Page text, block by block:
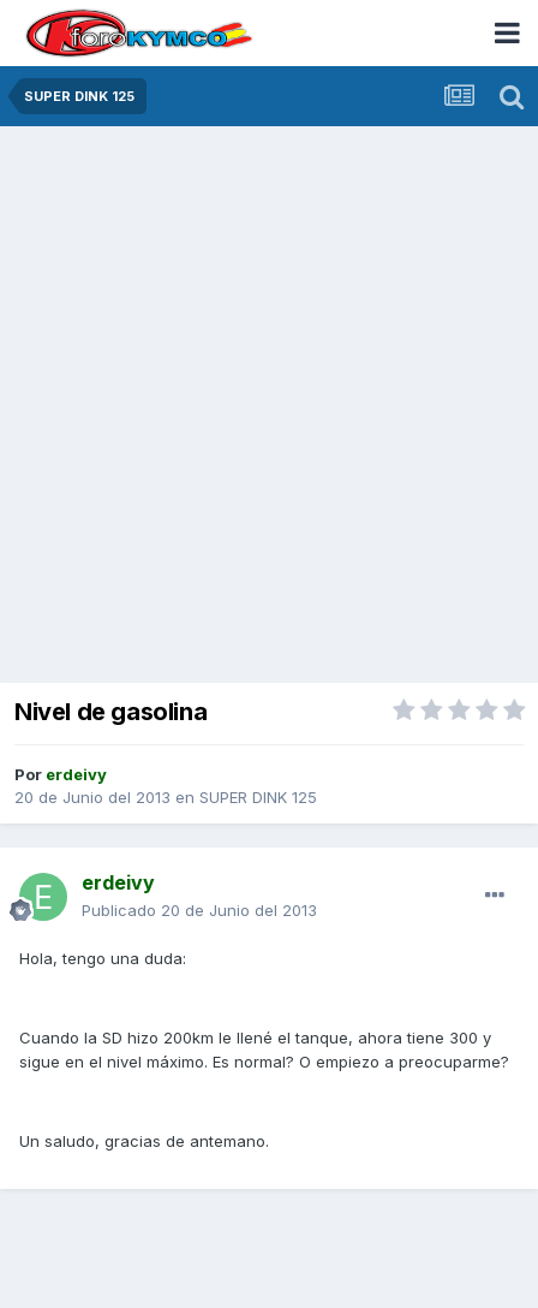
SUPER DINK 125
Nivel de gasolina
Por erdeivy
20 de Junio del 2013 en SUPER DINK 125
erdeivy
Publicado 20 de Junio del 2013
Hola, tengo una duda:
Cuando la SD hizo 200km le llené el tanque, ahora tiene 300 y
sigue en el nivel máximo. Es normal? O empiezo a preocuparme?
Un saludo, gracias de antemano.